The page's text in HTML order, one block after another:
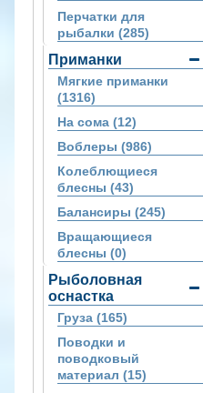
Перчатки для
рыбалки (285)
Приманки
Мягкие приманки
(1316)
На сома (12)
Воблеры (986)
Колеблющиеся
блесны (43)
Балансиры (245)
Вращающиеся
блесны (0)
Рыболовная
оснастка
Груза (165)
Поводки и
поводковый
материал (15)